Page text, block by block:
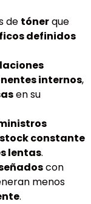
de tónerque
definidos
internos,
en su
stock constante
lentas.
con
menos
.